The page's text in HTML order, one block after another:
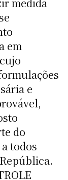
em
e
do
todos